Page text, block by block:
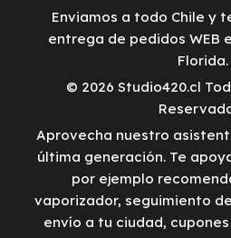
Enviamos a todo Chile y
entrega de pedidos WEB
Florida.
© 2026 Studio420.cl
Aprovecha nuestro
última generación. Te
por ejemplo
vaporizador, seguimiento
envío a tu ciudad,